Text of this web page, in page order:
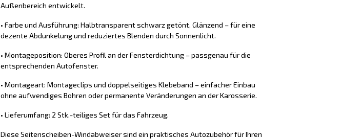
Außenbereich entwickelt.
• Farbe und Ausführung: Halbtransparent schwarz getönt, Glänzend – für eine
dezente Abdunkelung und reduziertes Blenden durch Sonnenlicht.
• Montageposition: Oberes Profil an der Fensterdichtung – passgenau für die
entsprechenden Autofenster.
• Montageart: Montageclips und doppelseitiges Klebeband – einfacher Einbau
ohne aufwendiges Bohren oder permanente Veränderungen an der Karosserie.
• Lieferumfang: 2 Stk.-teiliges Set für das Fahrzeug.
Diese Seitenscheiben-Windabweiser sind ein praktisches Autozubehör für Ihren